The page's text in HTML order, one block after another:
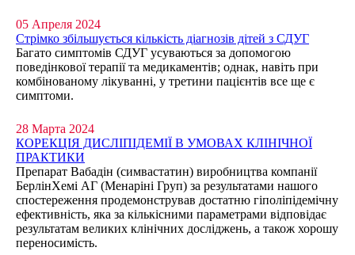
05 Апреля 2024
Стрімко збільшується кількість діагнозів дітей з СДУГ
Багато симптомів СДУГ усуваються за допомогою
поведінкової терапії та медикаментів; однак, навіть при
комбінованому лікуванні, у третини пацієнтів все ще є
симптоми.
28 Марта 2024
КОРЕКЦІЯ ДИСЛІПІДЕМІЇ В УМОВАХ КЛІНІЧНОЇ
ПРАКТИКИ
Препарат Вабадін (симвастатин) виробництва компанії
БерлінХемі АГ (Менаріні Груп) за результатами нашого
спостереження продемонстрував достатню гіполіпідемічну
ефективність, яка за кількісними параметрами відповідає
результатам великих клінічних досліджень, а також хорошу
переносимість.